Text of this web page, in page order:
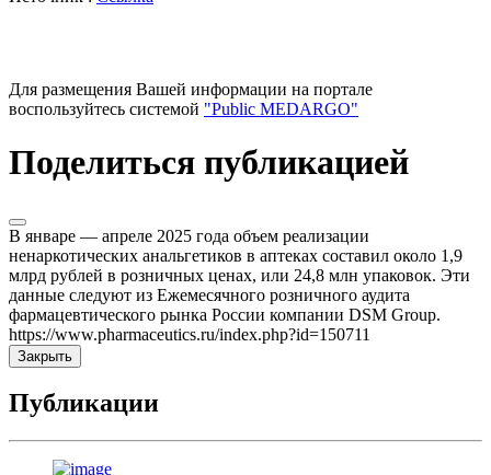
Для размещения Вашей информации на портале
воспользуйтесь системой "Public MEDARGO"
Поделиться публикацией
В январе — апреле 2025 года объем реализации
ненаркотических анальгетиков в аптеках составил около 1,9
млрд рублей в розничных ценах, или 24,8 млн упаковок. Эти
данные следуют из Ежемесячного розничного аудита
фармацевтического рынка России компании DSM Group.
https://www.pharmaceutics.ru/index.php?id=150711
Закрыть
Публикации